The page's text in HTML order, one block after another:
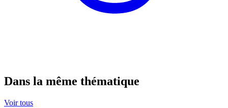
Dans la même thématique
Voir tous